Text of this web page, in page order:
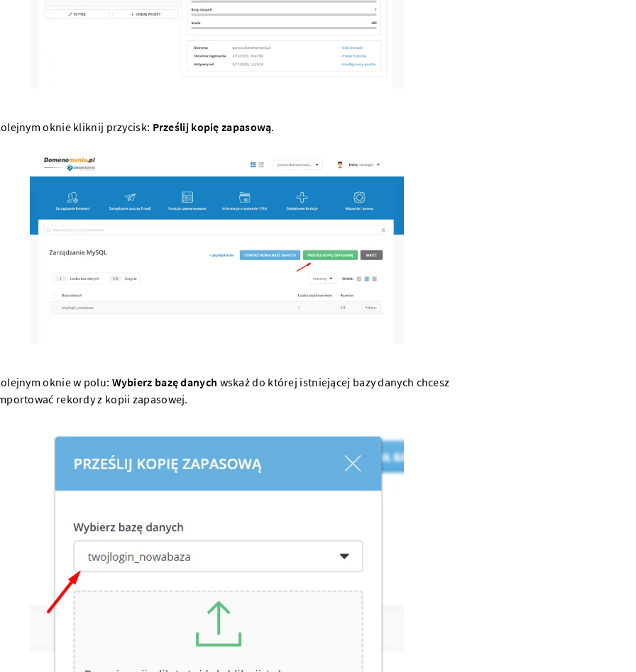
oknie kliknij przycisk: Prześlij kopię zapasową.
oknie w polu: Wybierz bazę danych wskaż do której istniejącej bazy danych chcesz
rekordy z kopii zapasowej.